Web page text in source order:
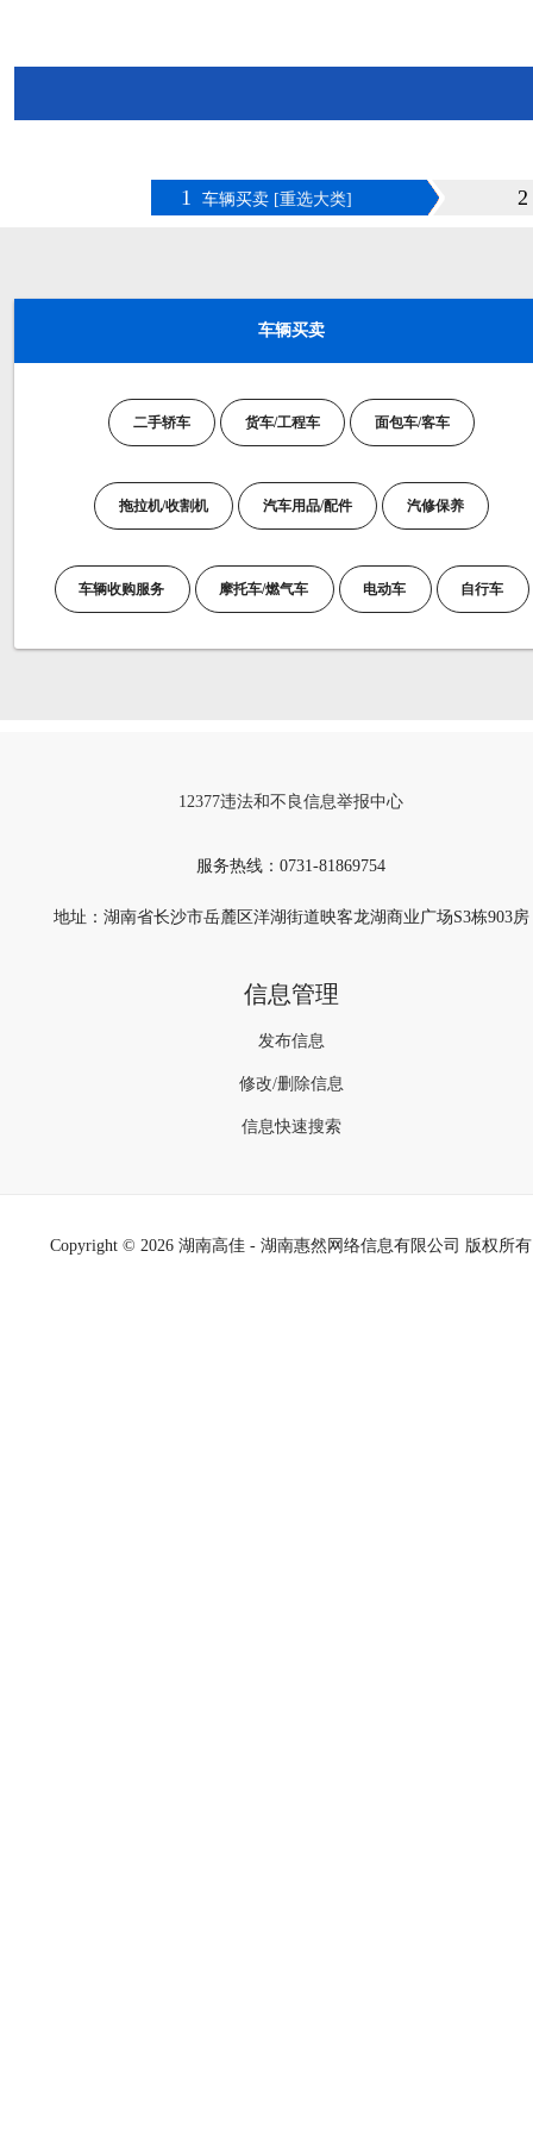
1 车辆买卖 [重选大类] 2
车辆买卖
二手轿车 货车/工程车 面包车/客车
拖拉机/收割机 汽车用品/配件 汽修保养
车辆收购服务 摩托车/燃气车 电动车 自行车
12377违法和不良信息举报中心
服务热线：0731-81869754
地址：湖南省长沙市岳麓区洋湖街道映客龙湖商业广场S3栋903房
信息管理
发布信息
修改/删除信息
信息快速搜索
Copyright ©2026 湖南高佳 - 湖南惠然网络信息有限公司 版权所有